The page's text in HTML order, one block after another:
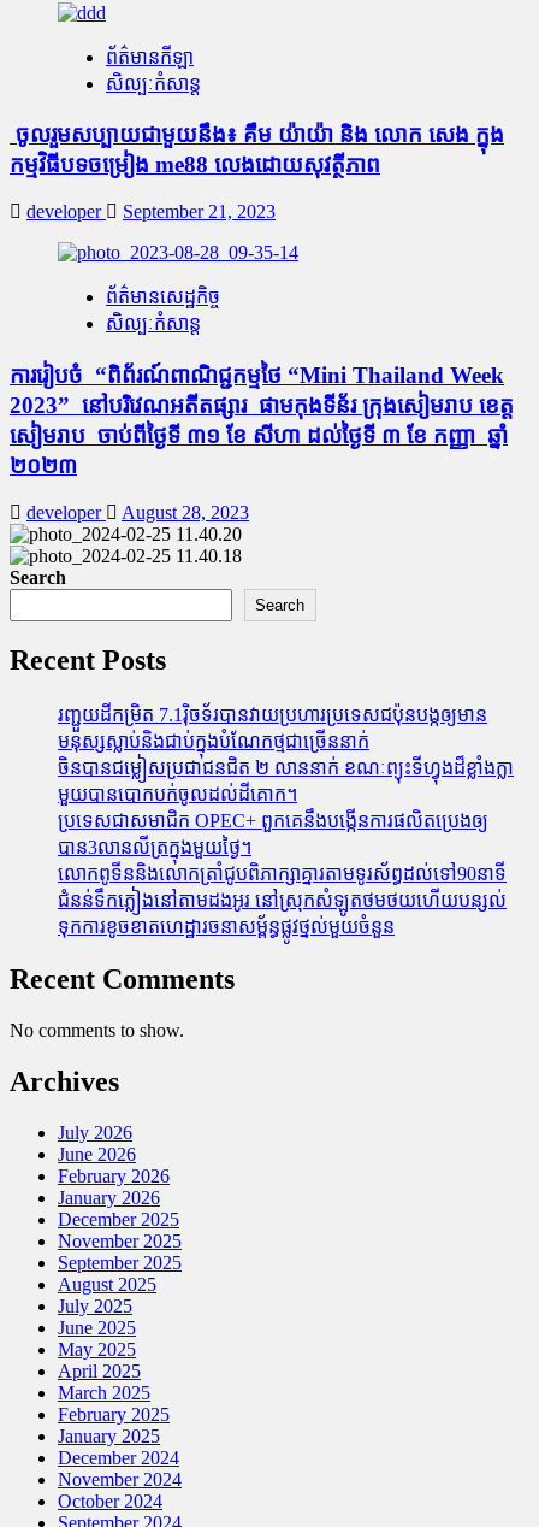
ព័ត៌មានកីឡា
សិល្បៈកំសាន្ត
ចូលរួមសប្បាយជាមួយនឹង៖ គឹម យ៉ាយ៉ា និង លោក សេង ក្នុង
កម្មវិធីបទចម្រៀង me88 លេងដោយសុវត្ថីភាព
developer September 21, 2023
ព័ត៌មានសេដ្ឋកិច្ច
សិល្បៈកំសាន្ត
ការ​រៀប​ចំ “​ពិព័រណ៍​ពាណិជ្ជកម្មថៃ “Mini Thailand Week
2023” នៅបរិវេណអតីតផ្សារ​ ផាមកុងទីន័រ ក្រុងសៀមរាប ខេត្ត
សៀមរាប ចាប់​ពី​ថ្ងៃទី ៣១ ខែ សីហា ដល់ថ្ងៃទី ៣ ខែ កញ្ញា ឆ្នាំ
២០២៣
developer August 28, 2023
Search
Search
Recent Posts
រញ្ជួយដីកម្រិត​ 7.1រ៉ិចទ័របានវាយប្រហារប្រទេសជប៉ុនបង្កឲ្យមាន
មនុស្សស្លាប់​និង​ជាប់ក្នុងបំណែកថ្មជាច្រើននាក់
ចិនបានជម្លៀសប្រជាជនជិត ២ លាននាក់ ខណៈព្យុះទីហ្វុងដ៏ខ្លាំងក្លា
មួយបានបោកបក់ចូលដល់ដីគោក។
ប្រទេសជាសមាជិក OPEC+​ ពួកគេនឹងបង្កើនការផលិតប្រេងឲ្យ
បាន3លានលីត្រក្នុងមួយថ្ងៃ។
លោកពូទីននិងលោកត្រាំជូបពិភាក្សាគ្នារតាមទូរស័ព្ធដល់ទៅ90នាទី
ជំនន់​ទឹកភ្លៀង​នៅ​តាម​ដងអូរ​ នៅ​ស្រុក​សំឡូត​ថមថយ​ហើយ​បន្សល់​
ទុក​ការ​ខូចខាត​ហេដ្ឋារចនាសម្ព័ន្ធ​ផ្លូវថ្នល់​មួយ​ចំនួន
Recent Comments
No comments to show.
Archives
July 2026
June 2026
February 2026
January 2026
December 2025
November 2025
September 2025
August 2025
July 2025
June 2025
May 2025
April 2025
March 2025
February 2025
January 2025
December 2024
November 2024
October 2024
September 2024